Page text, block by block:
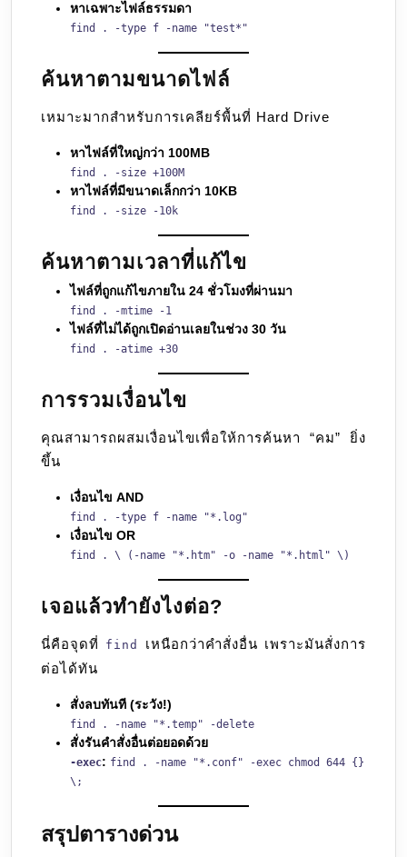
หาเฉพาะไฟล์ธรรมดา
find . -type f -name "test*"
ค้นหาตามขนาดไฟล์
เหมาะมากสำหรับการเคลียร์พื้นที่ Hard Drive
หาไฟล์ที่ใหญ่กว่า 100MB
find . -size +100M
หาไฟล์ที่มีขนาดเล็กกว่า 10KB
find . -size -10k
ค้นหาตามเวลาที่แก้ไข
ไฟล์ที่ถูกแก้ไขภายใน 24 ชั่วโมงที่ผ่านมา
find . -mtime -1
ไฟล์ที่ไม่ได้ถูกเปิดอ่านเลยในช่วง 30 วัน
find . -atime +30
การรวมเงื่อนไข
คุณสามารถผสมเงื่อนไขเพื่อให้การค้นหา “คม” ยิ่ง
ขึ้น
เงื่อนไข AND
find . -type f -name "*.log"
เงื่อนไข OR
find . \ (-name "*.htm" -o -name "*.html" \)
เจอแล้วทำยังไงต่อ?
นี่คือจุดที่ find
เหนือกว่าคำสั่งอื่น เพราะมันสั่งการ
ต่อได้ทัน
สั่งลบทันที (ระวัง!)
find . -name "*.temp" -delete
สั่งรันคำสั่งอื่นต่อยอดด้วย
-exec: find . -name "*.conf" -exec chmod 644 {}
\;
สรุปตารางด่วน